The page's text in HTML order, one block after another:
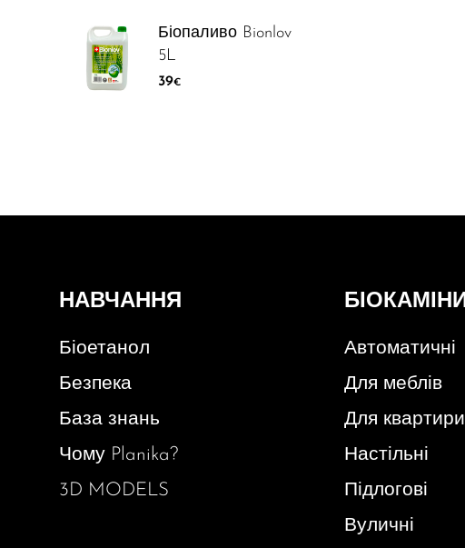
Біопаливо Bionlov
5L
39€
НАВЧАННЯ
Біоетанол
Безпека
База знань
Чому Planika?
3D MODELS
Автоматичні
Для меблів
Для квартири
Настільні
Підлогові
Вуличні